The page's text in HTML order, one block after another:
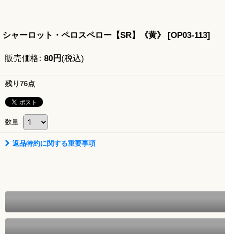
シャーロット・ペロスペロー【SR】《黄》 [OP03-113]
販売価格: 80円 (税込)
残り76点
数量:
返品特約に関する重要事項